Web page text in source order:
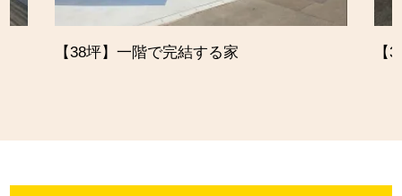
【38坪】一階で完結する家 【